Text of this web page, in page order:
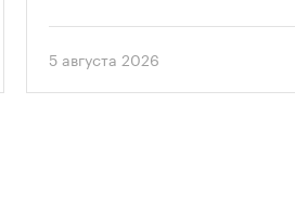
5 августа 2026